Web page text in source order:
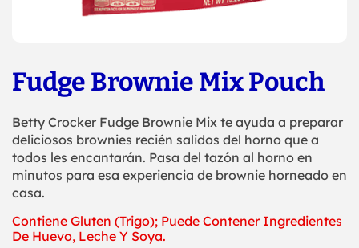
Fudge Brownie Mix Pouch
Betty Crocker Fudge Brownie Mix te ayuda a preparar
deliciosos brownies recién salidos del horno que a
todos les encantarán. Pasa del tazón al horno en
minutos para esa experiencia de brownie horneado en
casa.
Contiene Gluten (Trigo); Puede Contener Ingredientes
De Huevo, Leche Y Soya.